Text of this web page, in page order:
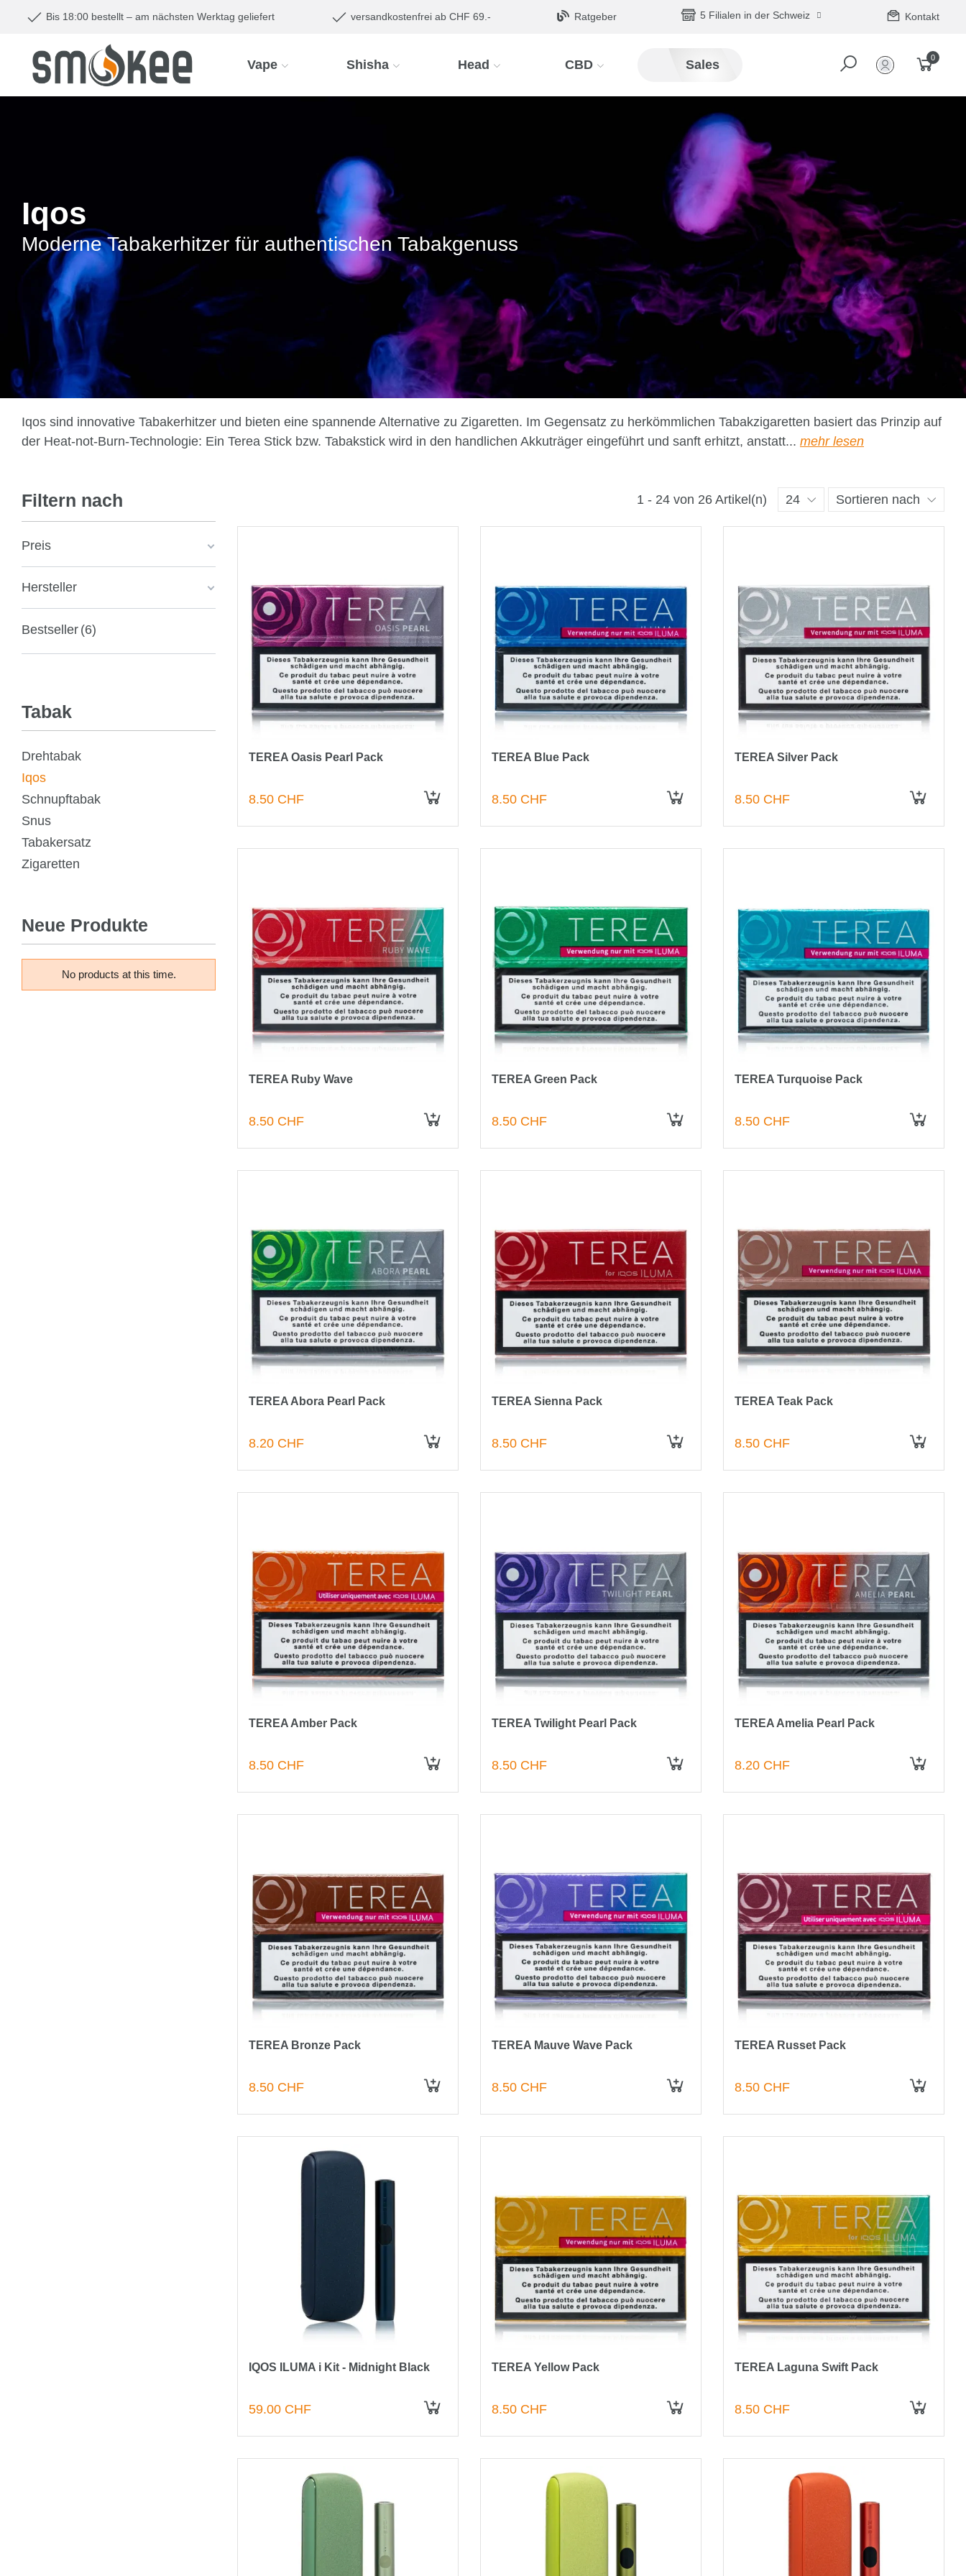
Bis 18:00 bestellt – am nächsten Werktag geliefert versandkostenfrei ab CHF 69.- Ratgeber 5 Filialen in der Schweiz Kontakt
Vape Shisha Head CBD Sales
0
Iqos
Moderne Tabakerhitzer für authentischen Tabakgenuss
Iqos sind innovative Tabakerhitzer und bieten eine spannende Alternative zu Zigaretten. Im Gegensatz zu herkömmlichen Tabakzigaretten basiert das Prinzip auf
der Heat-not-Burn-Technologie: Ein Terea Stick bzw. Tabakstick wird in den handlichen Akkuträger eingeführt und sanft erhitzt, anstatt... mehr lesen
1 - 24 von 26 Artikel(n) 24 Sortieren nach
TEREA Oasis Pearl Pack
8.50 CHF
TEREA Blue Pack
8.50 CHF
TEREA Silver Pack
8.50 CHF
TEREA Ruby Wave
8.50 CHF
TEREA Green Pack
8.50 CHF
TEREA Turquoise Pack
8.50 CHF
TEREA Abora Pearl Pack
8.20 CHF
TEREA Sienna Pack
8.50 CHF
TEREA Teak Pack
8.50 CHF
TEREA Amber Pack
8.50 CHF
TEREA Twilight Pearl Pack
8.50 CHF
TEREA Amelia Pearl Pack
8.20 CHF
TEREA Bronze Pack
8.50 CHF
TEREA Mauve Wave Pack
8.50 CHF
TEREA Russet Pack
8.50 CHF
IQOS ILUMA i Kit - Midnight Black
59.00 CHF
TEREA Yellow Pack
8.50 CHF
TEREA Laguna Swift Pack
8.50 CHF
Filtern nach
Preis
Hersteller
Bestseller 6
Tabak
Drehtabak
Iqos
Schnupftabak
Snus
Tabakersatz
Zigaretten
Neue Produkte
No products at this time.